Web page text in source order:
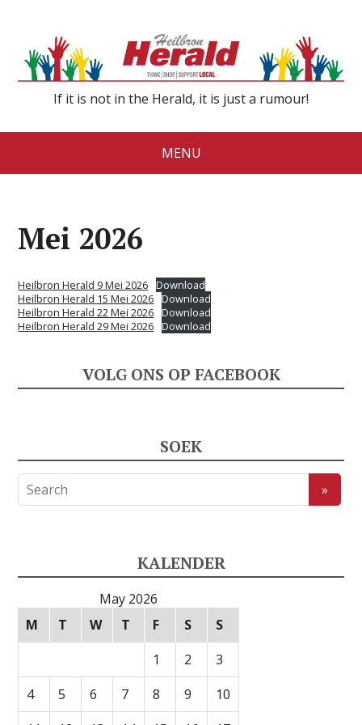
If it is not in the Herald, it is just a rumour!
MENU
Mei 2026
Heilbron Herald 9 Mei 2026 Download
Heilbron Herald 15 Mei 2026 Download
Heilbron Herald 22 Mei 2026 Download
Heilbron Herald 29 Mei 2026 Download
VOLG ONS OP FACEBOOK
SOEK
KALENDER
May 2026
M
T W T F S
S
1
2
3
4
5 6 7 8 9
10